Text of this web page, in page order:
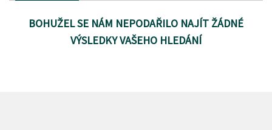
BOHUŽEL SE NÁM NEPODAŘILO NAJÍT ŽÁDNÉ
VÝSLEDKY VAŠEHO HLEDÁNÍ